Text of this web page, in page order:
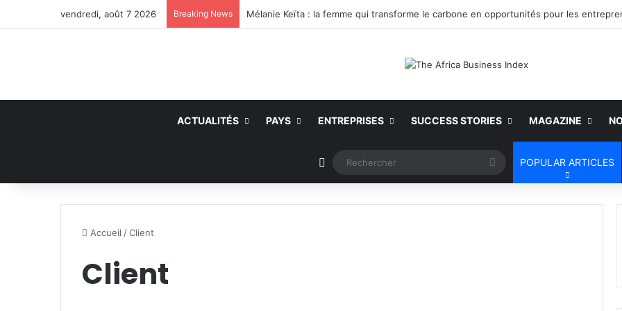
vendredi, août 7 2026 Breaking News
ACTUALITÉS PAYS ENTREPRISES SUCCESS STORIES MAGAZINE
Article Aléatoire Rechercher
POPULAR ARTICLES
Accueil /Client
Client